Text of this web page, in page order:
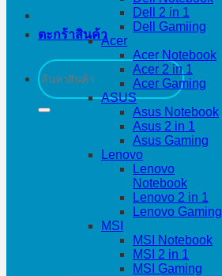
ตะกร้าสินค้า
ค้นหา:
Dell 2 in 1
Dell Gamiing
Acer
Acer Notebook
Acer 2 in 1
Acer Gaming
ASUS
Asus Notebook
Asus 2 in 1
Asus Gaming
Lenovo
Lenovo
Notebook
Lenovo 2 in 1
Lenovo Gaming
MSI
MSI Notebook
MSI 2 in 1
MSI Gaming